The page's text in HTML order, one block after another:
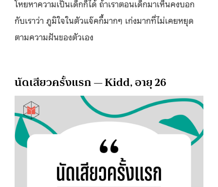
โหยหาความเป็นเด็กก็ได้ ถ้าเราตอนเด็กมาเห็นคงบอก
กับเราว่า ภูมิใจในตัวแจ๊คกี้มากๆ เก่งมากที่ไม่เคยหยุด
ตามความฝันของตัวเอง
นัดเสียวครั้งแรก — Kidd, อายุ 26